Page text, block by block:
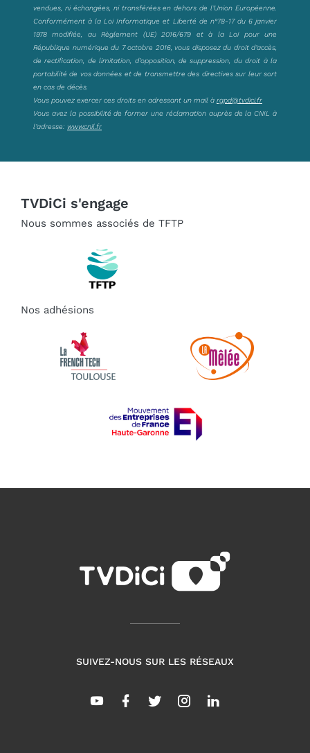
vendues, ni échangées, ni transférées en dehors de l’Union Européenne.
Conformément à la Loi Informatique et Liberté de n°78-17 du 6 janvier
1978 modifiée, au Règlement (UE) 2016/679 et à la Loi pour une
République numérique du 7 octobre 2016, vous disposez du droit d’accès,
de rectification, de limitation, d’opposition, de suppression, du droit à la
portabilité de vos données et de transmettre des directives sur leur sort
en cas de décès.
Vous pouvez exercer ces droits en adressant un mail à rgpd@tvdici.fr
Vous avez la possibilité de former une réclamation auprès de la CNIL à
l’adresse: www.cnil.fr
TVDiCi s'engage
Nous sommes associés de TFTP
Nos adhésions
SUIVEZ-NOUS SUR LES RÉSEAUX